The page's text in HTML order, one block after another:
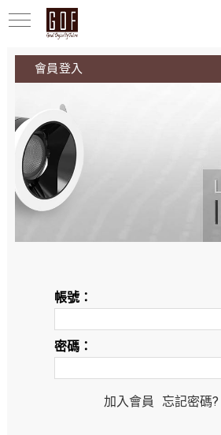
會員登入
帳號：
密碼：
加入會員 忘記密碼?